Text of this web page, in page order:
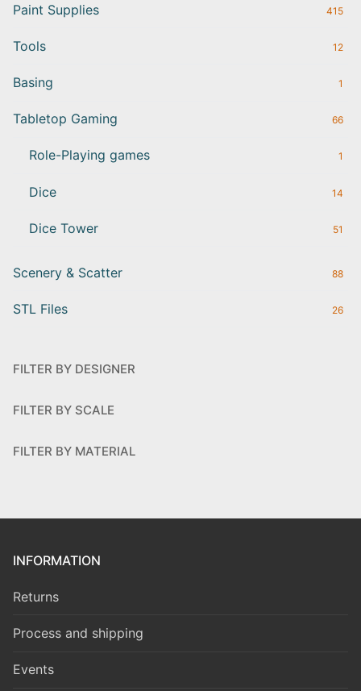
Paint Supplies 415
Tools 12
Basing 1
Tabletop Gaming 66
Role-Playing games 1
Dice 14
Dice Tower 51
Scenery & Scatter 88
STL Files 26
FILTER BY DESIGNER
FILTER BY SCALE
FILTER BY MATERIAL
INFORMATION
Returns
Process and shipping
Events